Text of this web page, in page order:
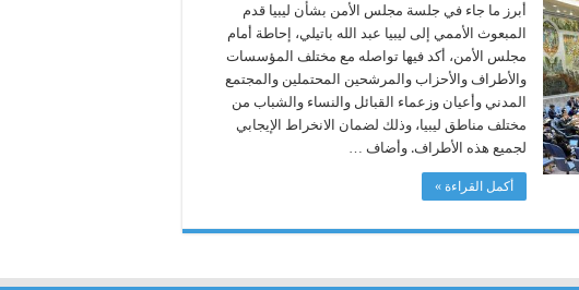
أبرز ما جاء في جلسة مجلس الأمن بشأن ليبيا قدم
المبعوث الأممي إلى ليبيا عبد الله باتيلي، إحاطة أمام
مجلس الأمن، أكد فيها تواصله مع مختلف المؤسسات
والأطراف والأحزاب والمرشحين المحتملين والمجتمع
المدني وأعيان وزعماء القبائل والنساء والشباب من
مختلف مناطق ليبيا، وذلك لضمان الانخراط الإيجابي
لجميع هذه الأطراف. وأضاف …
أكمل القراءة »